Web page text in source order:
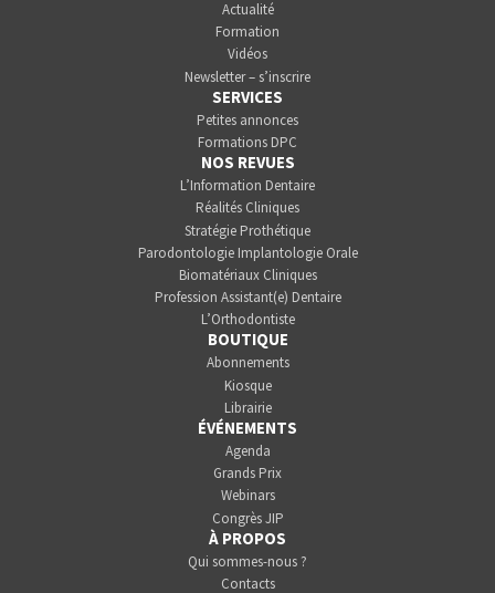
Actualité
Formation
Vidéos
Newsletter – s’inscrire
SERVICES
Petites annonces
Formations DPC
NOS REVUES
L’Information Dentaire
Réalités Cliniques
Stratégie Prothétique
Parodontologie Implantologie Orale
Biomatériaux Cliniques
Profession Assistant(e) Dentaire
L’Orthodontiste
BOUTIQUE
Abonnements
Kiosque
Librairie
ÉVÉNEMENTS
Agenda
Grands Prix
Webinars
Congrès JIP
À PROPOS
Qui sommes-nous ?
Contacts